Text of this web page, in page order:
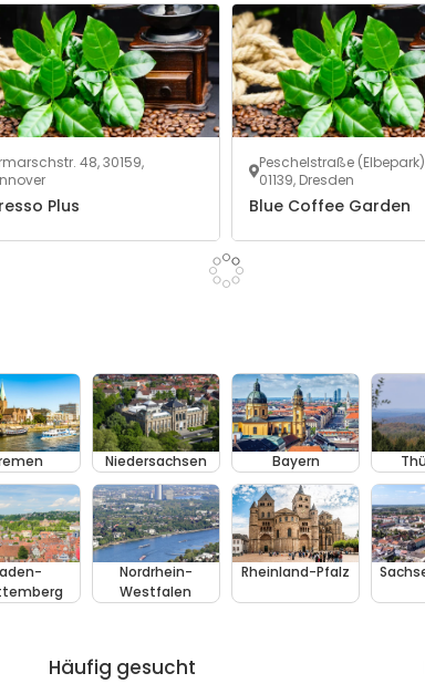
48, 30159,
Plus
Peschelstraße
01139, Dresden
Blue Coffee Garden
Niedersachsen Bayern
Nordrhein-
Westfalen
Rheinland-Pfalz
Häufig gesucht